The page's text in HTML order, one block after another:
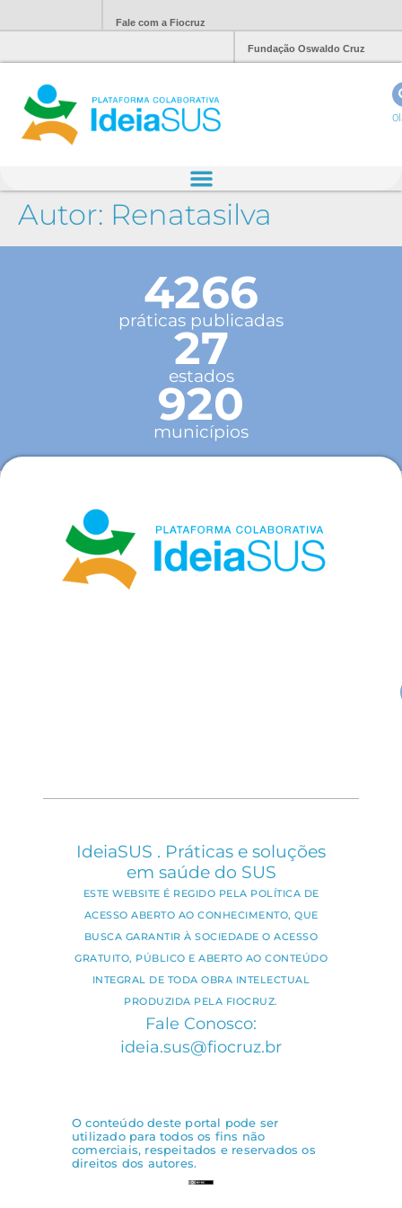
Fale com a Fiocruz
Fundação Oswaldo Cruz
Autor: Renatasilva
4266
práticas publicadas
27
estados
920
municípios
IdeiaSUS . Práticas e soluções
em saúde do SUS
ESTE WEBSITE É REGIDO PELA POLÍTICA DE
ACESSO ABERTO AO CONHECIMENTO, QUE
BUSCA GARANTIR À SOCIEDADE O ACESSO
GRATUITO, PÚBLICO E ABERTO AO CONTEÚDO
INTEGRAL DE TODA OBRA INTELECTUAL
PRODUZIDA PELA FIOCRUZ.
Fale Conosco:
ideia.sus@fiocruz.br
O conteúdo deste portal pode ser
utilizado para todos os fins não
comerciais, respeitados e reservados os
direitos dos autores.